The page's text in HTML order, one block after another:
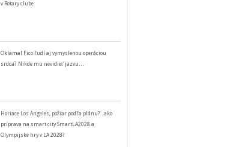
v Rotary clube
Oklamal Fico ľudí aj vymyslenou operáciou
srdca? Nikde mu nevidieť jazvu…
Horiace Los Angeles, požiar podľa plánu? ..ako
príprava na smart city SmartLA2028 a
Olympijské hry v LA 2028?